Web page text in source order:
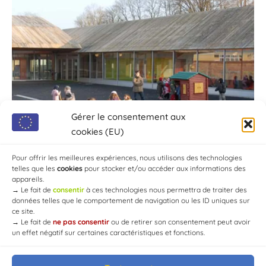
Gérer le consentement aux
cookies (EU)
Pour offrir les meilleures expériences, nous utilisons des technologies
telles que les cookies pour stocker et/ou accéder aux informations des
appareils.
→ Le fait de consentir à ces technologies nous permettra de traiter des
données telles que le comportement de navigation ou les ID uniques sur
ce site.
→ Le fait de ne pas consentir ou de retirer son consentement peut avoir
un effet négatif sur certaines caractéristiques et fonctions.